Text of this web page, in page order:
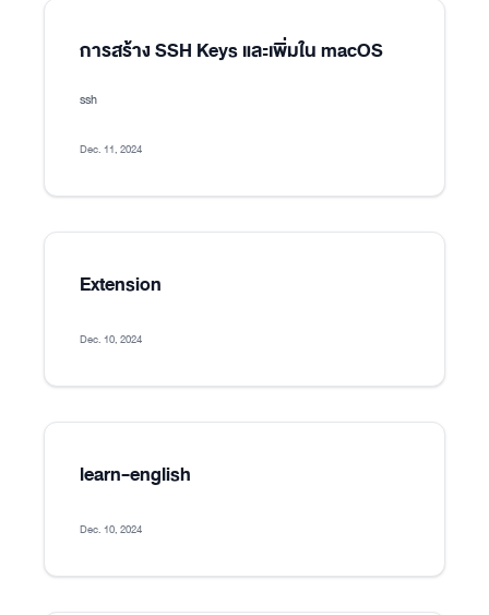
การสร้าง SSH Keys และเพิ่มใน macOS
ssh
Dec. 11, 2024
Extension
Dec. 10, 2024
learn-english
Dec. 10, 2024